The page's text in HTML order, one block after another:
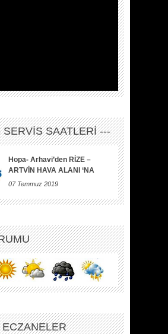
SERVİS SAATLERİ ---
Hopa- Arhavi’den RİZE –
ARTVİN HAVA ALANI ‘NA
07 Temmuz 2019